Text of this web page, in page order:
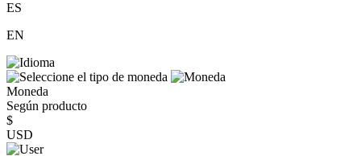
ES
EN
Moneda
Según producto
$
USD